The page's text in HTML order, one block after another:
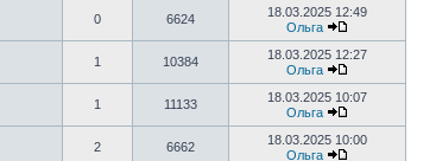
0 6624
18.03.2025 12:49
Ольга
1 10384
18.03.2025 12:27
Ольга
1 11133
18.03.2025 10:07
Ольга
2 6662
18.03.2025 10:00
Ольга